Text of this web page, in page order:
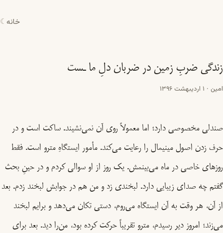
خانه ☾
زندگی ضربِ زمین در ضربان دلِ ما ـست
امین · 1 اردیبهشت 1396
صندلی مخصوصی دارد؛ اما معمولاً روی آن نمی‌نشیند. ساکت است و در
حرف زدن اصول مینیمال را رعایت می‌کند. مأمور ایستگاهِ مترو است. فقط
روزهای خاصی در ماه می‌بینمش. یک روز از او سوالی کردم و در حینِ بحث
گفتم چه صدای زیبایی دارد. لبخندی زد و من هم در جوابش لبخند زدم. بعد
از آن، هر وقت به آن ایستگاه می‌روم، دستی تکان می‌دهد و برایم لبخند
می‌زند؛ امروز دیر رسیدم، مترو تقریباً حرکت کرده بود، من‌را دید. بعد برای